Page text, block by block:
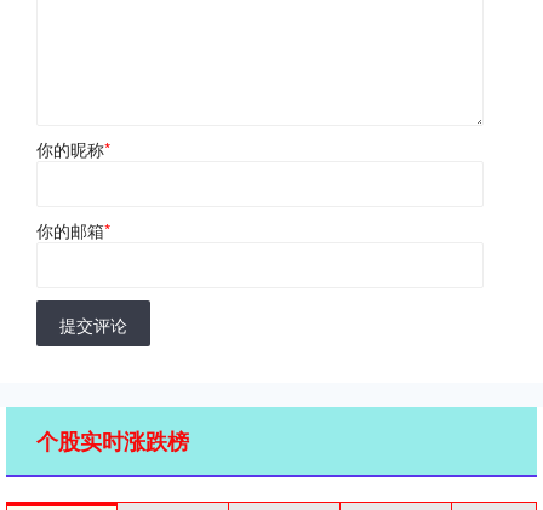
你的昵称*
你的邮箱*
提交评论
个股实时涨跌榜